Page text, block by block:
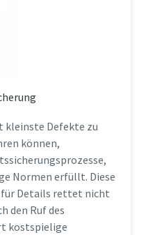
kleinste Defekte zu
können,
Normen erfüllt. Diese
Details rettet nicht
den Ruf des
kostspielige